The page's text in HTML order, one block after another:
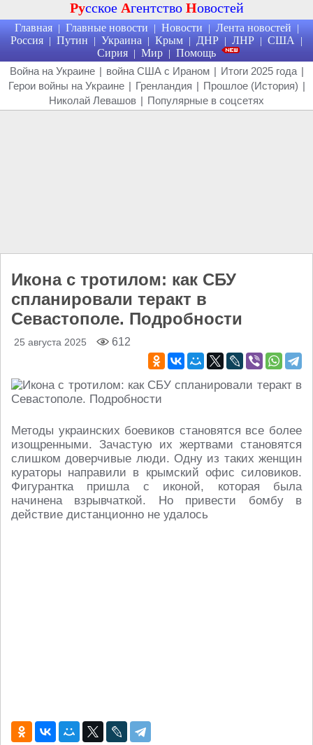
Русское Агентство Новостей
Главная | Главные новости | Новости | Лента новостей |
Россия | Путин | Украина | Крым | ДНР | ЛНР | США |
Сирия | Мир | Помощь
Война на Украине | война США с Ираном | Итоги 2025 года |
Герои войны на Украине | Гренландия | Прошлое (История) |
Николай Левашов | Популярные в соцсетях
Икона с тротилом: как СБУ
спланировали теракт в
Севастополе. Подробности
25 августа 2025 612
Методы украинских боевиков становятся все более
изощренными. Зачастую их жертвами становятся
слишком доверчивые люди. Одну из таких женщин
кураторы направили в крымский офис силовиков.
Фигурантка пришла с иконой, которая была
начинена взрывчаткой. Но привести бомбу в
действие дистанционно не удалось